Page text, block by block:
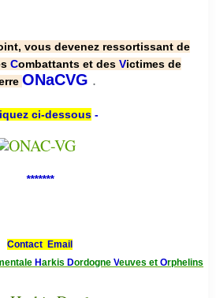
vous devenez ressortissant de
Combattants et des Victimes de
ONaCVG .
ci-dessous-
*******
Contact Email
Harkis Dordogne Veuves et Orphelins